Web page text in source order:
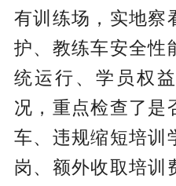
有训练场，实地察
护、教练车安全性
统运行、学员权
况，重点检查了是
车、违规缩短培训
岗、额外收取培训